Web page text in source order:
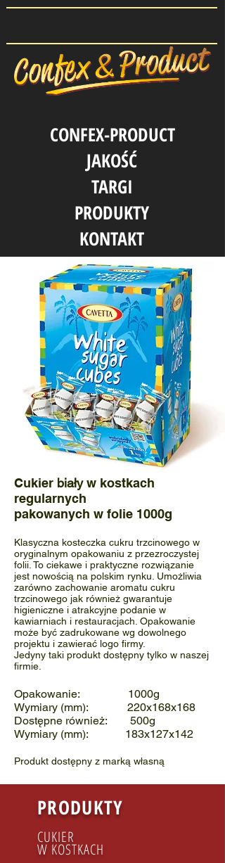
CONFEX-PRODUCT
JAKOŚĆ
TARGI
PRODUKTY
KONTAKT
Cukier białyw kostkach
regularnych
pakowanych w folie 1000g
Klasyczna kosteczka cukru trzcinowego w
oryginalnym opakowaniu z przezroczystej
folii. To ciekawe i praktyczne rozwiązanie
jest nowością na polskim rynku. Umożliwia
zarówno zachowanie aromatu cukru
trzcinowego jak również gwarantuje
higieniczne i atrakcyjne podanie w
kawiarniach i restauracjach. Opakowanie
może być zadrukowane wg dowolnego
projektu i zawierać logo firmy.
Jedyny taki produkt dostępny tylko w naszej
firmie.
Opakowanie: 1000g
Wymiary (mm): 220x168x168
Dostępne również: 500g
Wymiary (mm): 183x127x142
Produkt dostępny z marką własną
PRODUKTY
CUKIER
W KOSTKACH